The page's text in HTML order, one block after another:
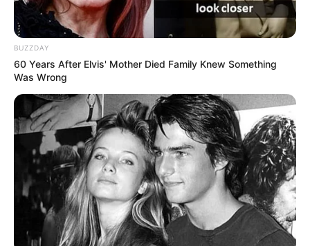
BUZZDAY
60 Years After Elvis' Mother Died Family Knew Something
Was Wrong